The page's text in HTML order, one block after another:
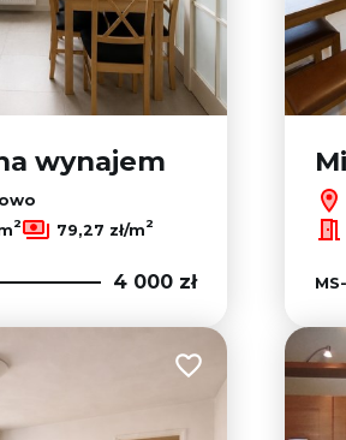
wynajem
2 79,27 zł/m2
4 000 zł
Dodaj do